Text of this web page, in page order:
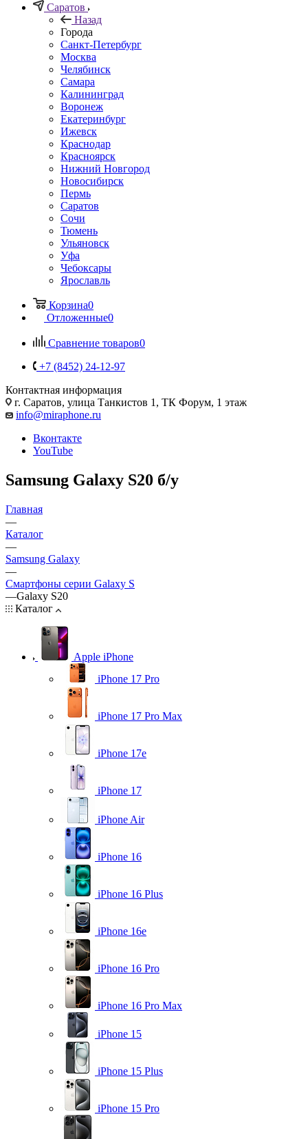
Саратов
Назад
Города
Санкт-Петербург
Москва
Челябинск
Самара
Калининград
Воронеж
Екатеринбург
Ижевск
Краснодар
Красноярск
Нижний Новгород
Новосибирск
Пермь
Саратов
Сочи
Тюмень
Ульяновск
Уфа
Чебоксары
Ярославль
Корзина0
Отложенные0
Сравнение товаров0
+7 (8452) 24-12-97
Контактная информация
г. Саратов, улица Танкистов 1, ТК Форум, 1 этаж
info@miraphone.ru
Вконтакте
YouTube
Samsung Galaxy S20 б/у
Главная
—
Каталог
—
Samsung Galaxy
—
Смартфоны серии Galaxy S
—Galaxy S20
Каталог
Apple iPhone
iPhone 17 Pro
iPhone 17 Pro Max
iPhone 17e
iPhone 17
iPhone Air
iPhone 16
iPhone 16 Plus
iPhone 16e
iPhone 16 Pro
iPhone 16 Pro Max
iPhone 15
iPhone 15 Plus
iPhone 15 Pro